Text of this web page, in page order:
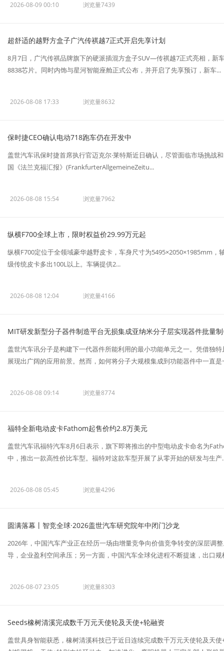
2026-08-09 00:10 浏览量7439
超舒适的越野方盒子广汽传祺越7正式开启先享计划
8月7日，广汽传祺品牌旗下的硬派插混方盒子SUV—传祺越7正式亮相，新
8838芯片。同时内饰与星河智能座舱正式公布，并开启了先享预订，新车...
2026-08-08 17:33 浏览量8632
保时捷CEO确认电动718跑车仍在开发中
盖世汽车讯保时捷首席执行官迈克尔·莱特斯近日确认，尽管面临市场挑战
国《法兰克福汇报》(FrankfurterAllgemeineZeitu...
2026-08-08 15:54 浏览量7962
纵横F700全球上市，限时权益价29.99万元起
纵横F700定位于全领域豪华越野皮卡，车身尺寸为5495×2050×1985mm
级传统皮卡多出100L以上。车辆提供2...
2026-08-08 12:04 浏览量4166
MIT研发新型分子器件制造平台无损集成亚纳米分子层实现器件批量
盖世汽车讯分子是构建下一代器件所能利用的最小功能单元之一。凭借独
展现出广阔的应用前景。然而，如何将分子大规模集成到功能器件中一直是
2026-08-08 09:14 浏览量8774
福特全新电动皮卡Fathom起售价约2.8万美元
盖世汽车讯福特汽车8月6日表示，旗下即将推出的中型电动皮卡命名为
中，推出一款高性价比车型。福特对这款车型开展了从零开始的研发与生产
2026-08-08 05:45 浏览量4296
圆满落幕丨智竞全球·2026盖世汽车研究院年中闭门沙龙
2026年，中国汽车产业正在经历一场由增量竞争向价值竞争转变的深层调
导，企业盈利空间承压；另一方面，中国汽车全球化进程不断提速，出口规
2026-08-07 23:05 浏览量8303
Seeds橡树清溪完成数千万元天使轮及天使+轮融资
盖世具身智能获悉，橡树清溪科技已于近日连续完成数千万元天使轮及天